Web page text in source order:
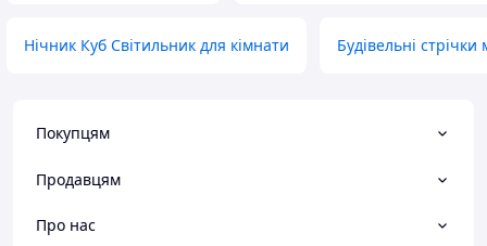
Нічник Куб Світильник для кімнати Будівельні стрічки
Покупцям
Продавцям
Про нас